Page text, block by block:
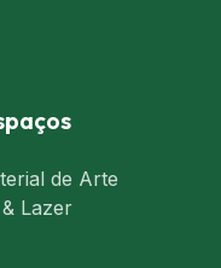
de Arte
Lazer